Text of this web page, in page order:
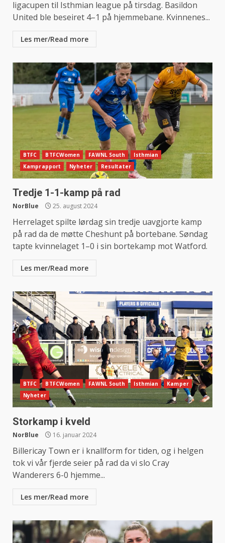
ligacupen til Isthmian league på tirsdag. Basildon
United ble beseiret 4–1 på hjemmebane. Kvinnenes...
Les mer/Read more
BTFC BTFCWomen FAWNL South
Isthmian
Kamprapport
Nyheter Resultater
Tredje 1-1-kamp på rad
NorBlue 25. august 2024
Herrelaget spilte lørdag sin tredje uavgjorte kamp
på rad da de møtte Cheshunt på bortebane. Søndag
tapte kvinnelaget 1–0 i sin bortekamp mot Watford.
Les mer/Read more
BTFC BTFCWomen FAWNL South Isthmian
Kamper
Nyheter
Storkamp i kveld
NorBlue 16. januar 2024
Billericay Town er i knallform for tiden, og i helgen
tok vi vår fjerde seier på rad da vi slo Cray
Wanderers 6-0 hjemme...
Les mer/Read more